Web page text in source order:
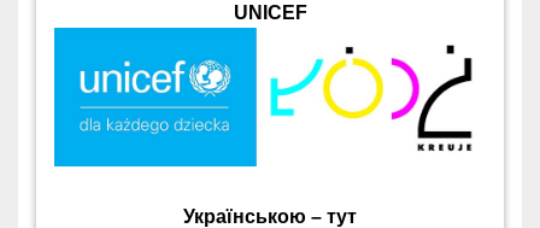
UNICEF
Українською – тут